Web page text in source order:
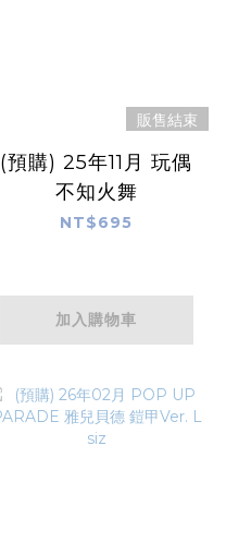
販售結束
(預購) 25年11月 玩偶
不知火舞
NT$695
加入購物車